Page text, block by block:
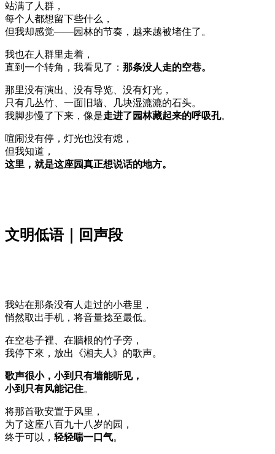
站满了人群，
每个人都想留下些什么，
但我却感觉——园林的节奏，越来越被堵住了。
我也在人群里走着，
直到一个转角，我看见了： 那条没人走的空巷。
那里没有演出、没有导览、没有灯光，
只有几丛竹、一面旧墙、几块湿漉漉的石头。
我脚步慢了下来，像是走进了园林藏起来的呼吸孔。
喧闹没有停，灯光也没有熄，
但我知道，
这里，就是这座园真正想说话的地方。
文明低语｜回声段
我站在那条没有人走过的小巷里，
悄然取出手机，将音量捻至最低。
在空巷子裡、在牆根的竹子旁，
我停下來，放出《湘夫人》的歌声。
歌声很小，小到只有墙能听见，
小到只有风能记住。
将那首歌安置于风里，
为了这座八百九十八岁的园，
终于可以， 轻轻喘一口气。